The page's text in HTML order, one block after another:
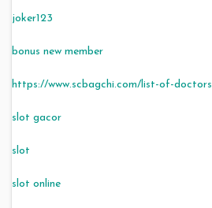
joker123
bonus new member
https://www.scbagchi.com/list-of-doctors
slot gacor
slot
slot online